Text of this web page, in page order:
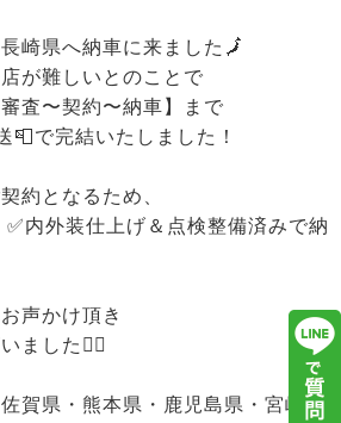
崎県へ納車に来ました🗾
が難しいとのことで
査〜契約〜納車】まで
📮で完結いたしました！
約となるため、
内外装仕上げ＆点検整備済みで納
声かけ頂き
ました🙇‍♂️
賀県・熊本県・鹿児島県・宮崎